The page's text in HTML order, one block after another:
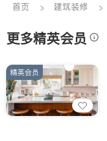
首页 建筑装修
更多精英会员
精英会员